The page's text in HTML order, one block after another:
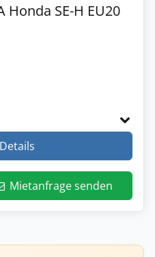
Honda SE-H EU20
Mietanfrage senden